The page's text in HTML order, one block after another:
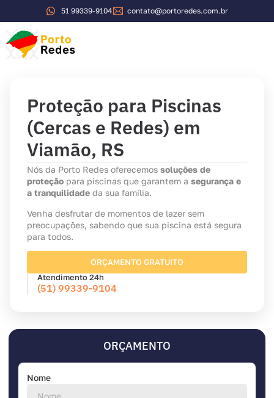
51 99339-9104 contato@portoredes.com.br
Proteção para Piscinas
(Cercas e Redes) em
Viamão, RS
Nós da Porto Redes oferecemos soluções de
proteção para piscinas que garantem a segurança e
a tranquilidade da sua família.
Venha desfrutar de momentos de lazer sem
preocupações, sabendo que sua piscina está segura
para todos.
ORÇAMENTO GRATUITO
Atendimento 24h
(51) 99339-9104
ORÇAMENTO
Nome